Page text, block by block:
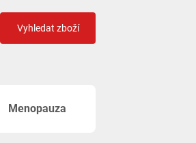
Vyhledat zboží
Menopauza